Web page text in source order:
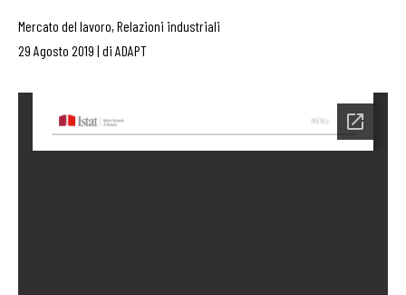
Mercato del lavoro, Relazioni industriali
29 Agosto 2019 | di ADAPT